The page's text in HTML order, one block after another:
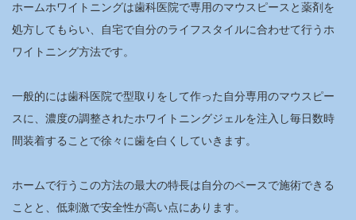
ホームホワイトニングは歯科医院で専用のマウスピースと薬剤を
処方してもらい、自宅で自分のライフスタイルに合わせて行うホ
ワイトニング方法です。
一般的には歯科医院で型取りをして作った自分専用のマウスピー
スに、濃度の調整されたホワイトニングジェルを注入し毎日数時
間装着することで徐々に歯を白くしていきます。
ホームで行うこの方法の最大の特長は自分のペースで施術できる
ことと、低刺激で安全性が高い点にあります。